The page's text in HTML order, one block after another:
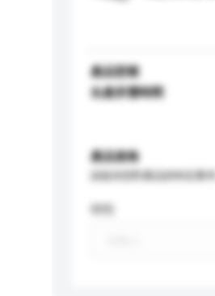
產品型號
生產所需時間
產品規格